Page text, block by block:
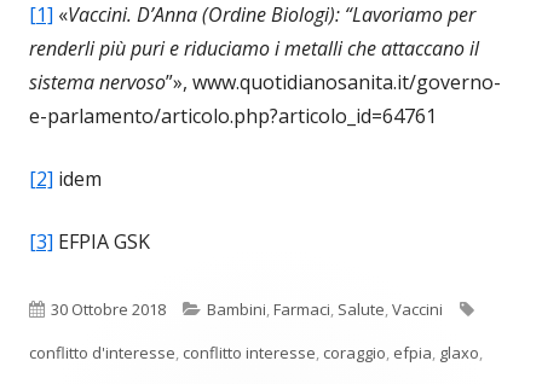
[1] «Vaccini. D’Anna (Ordine Biologi): “Lavoriamo per
renderli più puri e riduciamo i metalli che attaccano il
sistema nervoso”», www.quotidianosanita.it/governo-
e-parlamento/articolo.php?articolo_id=64761
[2] idem
[3] EFPIA GSK
Pubblicato
30 Ottobre 2018 Categorie
Bambini,Farmaci, Salute,Vaccini
conflitto d'interesse, conflitto interesse, coraggio, efpia, glaxo,